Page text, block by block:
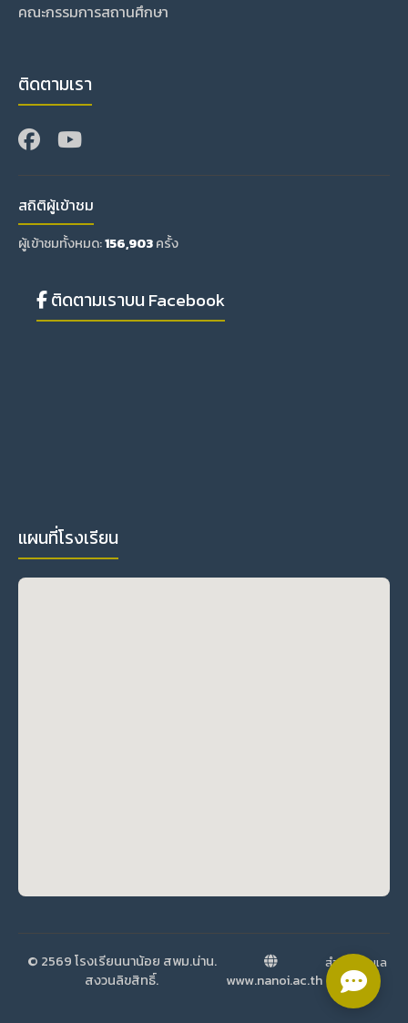
คณะกรรมการสถานศึกษา
ติดตามเรา
สถิติผู้เข้าชม
ผู้เข้าชมทั้งหมด:156,903ครั้ง
ติดตามเราบน Facebook
แผนที่โรงเรียน
© 2569 โรงเรียนนาน้อย สพม.น่าน.
สงวนลิขสิทธิ์.
www.nanoi.ac.th
สำหรับผู้ดูแล
ระบบ